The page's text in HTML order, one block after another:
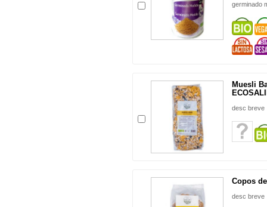
germinado
Muesli
desc breve
Copos
desc breve